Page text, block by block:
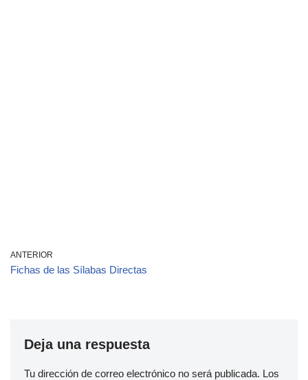
ANTERIOR
Fichas de las Sílabas Directas
Deja una respuesta
Tu dirección de correo electrónico no será publicada. Los